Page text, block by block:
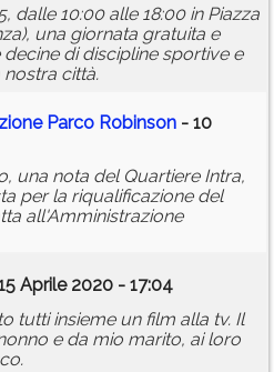
dalle 10:00 alle 18:00 in Piazza
una giornata gratuita e
di discipline sportive e
città.
Parco Robinson - 10
una nota del Quartiere Intra,
per la riqualificazione del
all'Amministrazione
Aprile 2020 - 17:04
tutti insieme un film alla tv. Il
e da mio marito, ai loro